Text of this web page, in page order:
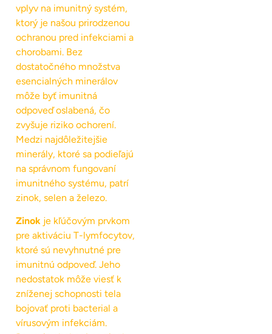
vplyv na imunitný systém,
ktorý je našou prirodzenou
ochranou pred infekciami a
chorobami. Bez
dostatočného množstva
esencialných minerálov
môže byť imunitná
odpoveď oslabená, čo
zvyšuje riziko ochorení.
Medzi najdôležitejšie
minerály, ktoré sa podieľajú
na správnom fungovaní
imunitného systému, patrí
zinok, selen a železo.
Zinok je kľúčovým prvkom
pre aktiváciu T-lymfocytov,
ktoré sú nevyhnutné pre
imunitnú odpoveď. Jeho
nedostatok môže viesť k
zníženej schopnosti tela
bojovať proti bacterial a
vírusovým infekciám.